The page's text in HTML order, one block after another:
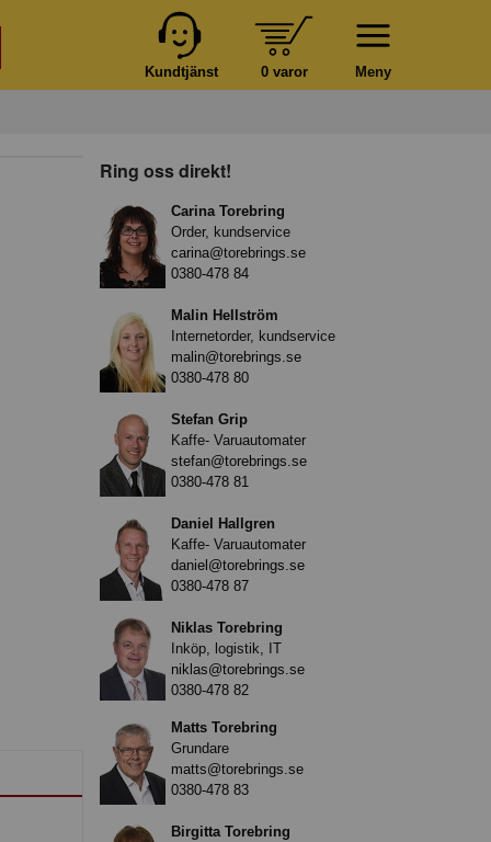
Meny
0 varor
Kundtjänst
Ring oss direkt!
Carina Torebring
Order, kundservice
carina@torebrings.se
0380-478 84
Malin Hellström
Internetorder, kundservice
malin@torebrings.se
0380-478 80
Stefan Grip
Kaffe- Varuautomater
stefan@torebrings.se
0380-478 81
Daniel Hallgren
Kaffe- Varuautomater
daniel@torebrings.se
0380-478 87
Niklas Torebring
Inköp, logistik, IT
niklas@torebrings.se
0380-478 82
Matts Torebring
Grundare
matts@torebrings.se
0380-478 83
Birgitta Torebring